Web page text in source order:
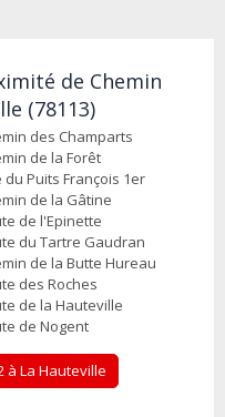
de Chemin
(78113)
des Champarts
de la Forêt
du Puits François 1er
de la Gâtine
de l'Epinette
du Tartre Gaudran
de la Butte Hureau
des Roches
de la Hauteville
de Nogent
à La Hauteville